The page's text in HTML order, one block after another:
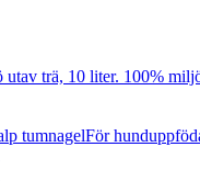
För